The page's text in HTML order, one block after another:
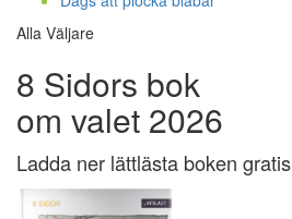
Alla Väljare
8 Sidors bok
om valet 2026
Ladda ner lättlästa boken gratis